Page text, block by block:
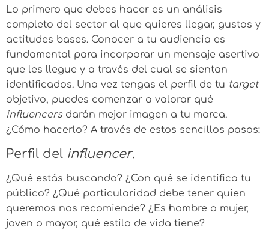
Lo primero que debes hacer es un análisis
completo del sector al que quieres llegar, gustos y
actitudes bases. Conocer a tu audiencia es
fundamental para incorporar un mensaje asertivo
que les llegue y a través del cual se sientan
identificados. Una vez tengas el perfil de tu target
objetivo, puedes comenzar a valorar qué
influencersdarán mejor imagen a tu marca.
¿Cómo hacerlo? A través de estos sencillos pasos:
Perfil del influencer.
¿Qué estás buscando? ¿Con qué se identifica tu
público? ¿Qué particularidad debe tener quien
queremos nos recomiende? ¿Es hombre o mujer,
joven o mayor, qué estilo de vida tiene?